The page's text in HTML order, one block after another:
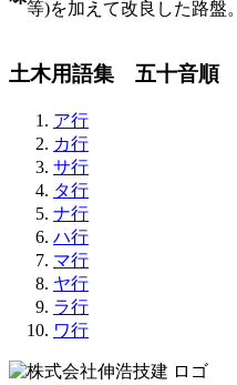
等)を加えて改良した路盤。
土木用語集 五十音順
ア行
カ行
サ行
タ行
ナ行
ハ行
マ行
ヤ行
ラ行
ワ行